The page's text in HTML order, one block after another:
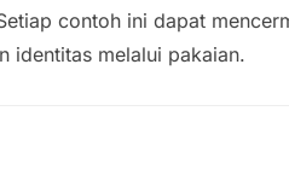
contoh ini dapat
identitas melalui pakaian.